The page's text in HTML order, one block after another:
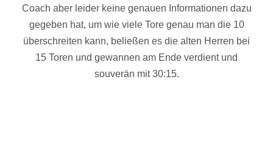
Coach aber leider keine genauen Informationen dazu
gegeben hat, um wie viele Tore genau man die 10
überschreiten kann, beließen es die alten Herren bei
15 Toren und gewannen am Ende verdient und
souverän mit 30:15.